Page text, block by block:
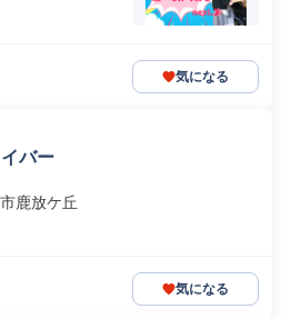
気になる
バー
鹿放ケ丘
気になる